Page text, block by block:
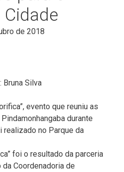
de 2018
Bruna Silva
evento que reuniu as
durante
realizado no Parque da
foi o resultado da parceria
Coordenadoria de